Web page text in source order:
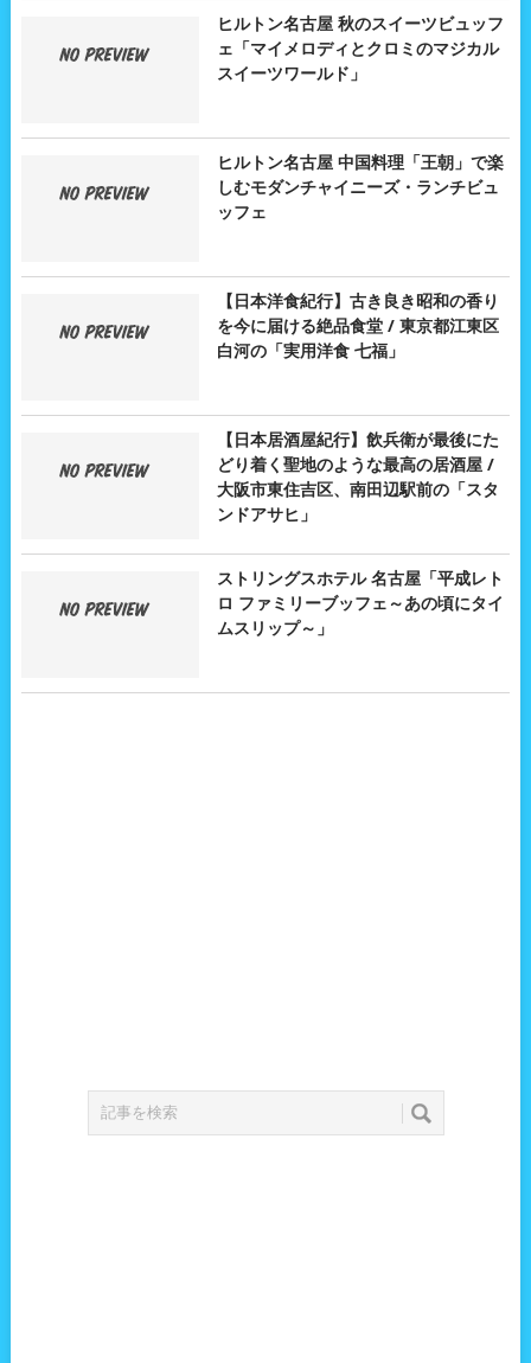
ヒルトン名古屋 秋のスイーツビュッフ
ェ「マイメロディとクロミのマジカル
スイーツワールド」
ヒルトン名古屋 中国料理「王朝」で楽
しむモダンチャイニーズ・ランチビュ
ッフェ
【日本洋食紀行】古き良き昭和の香り
を今に届ける絶品食堂 / 東京都江東区
白河の「実用洋食 七福」
【日本居酒屋紀行】飲兵衛が最後にた
どり着く聖地のような最高の居酒屋 /
大阪市東住吉区、南田辺駅前の「スタ
ンドアサヒ」
ストリングスホテル 名古屋「平成レト
ロ ファミリーブッフェ～あの頃にタイ
ムスリップ～」